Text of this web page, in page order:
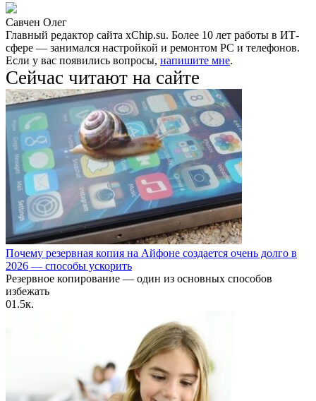
Савчен Олег
Главный редактор сайта xChip.su. Более 10 лет работы в ИТ-
сфере — занимался настройкой и ремонтом PC и телефонов.
Если у вас появились вопросы, напишите мне.
Сейчас читают на сайте
Почему резервная копия на Айфоне создается очень долго в
2026 — способы ускорить
Резервное копирование — один из основных способов
избежать
01.5к.